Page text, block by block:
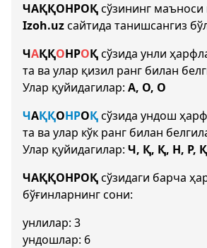
ЧАҚҚОНРОҚсўзининг
Izoh.uzсайтида танишсангиз
ЧАҚҚОНРОҚсўзида унли
та ва улар қизил ранг билан
Улар қуйидагилар: А, О, О
ЧАҚҚОНРОҚсўзида ундош
та ва улар кўк ранг билан
Улар қуйидагилар: Ч, Қ, Қ, Н, Р, Қ
ЧАҚҚОНРОҚсўзидаги барча
бўғинларнинг сони:
унлилар: 3
ундошлар: 6